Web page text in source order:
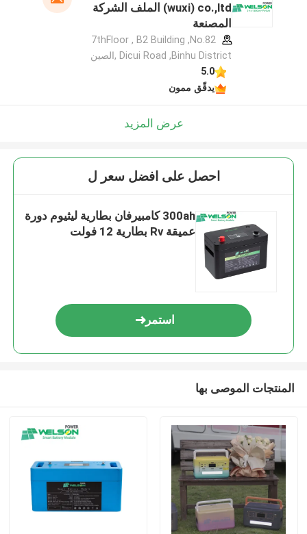
(wuxi) co.,ltd الملف الشركة
المصنعة
7thFloor , B2 Building ,No.82
Dicui Road ,Binhu District ,الصين
5.0
يدقّق ممون
عرض المزيد
احصل على افضل سعر ل
300ah كامبيرفان بطارية ليثيوم دورة
عميقة Rv بطارية 12 فولت
استمر
المنتجات الموصى بها